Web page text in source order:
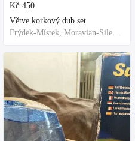
Kč 450
Větve korkový dub set
Frýdek-Místek, Moravian-Silesian Region,Others